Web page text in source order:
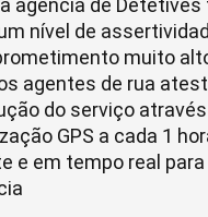
agência de Detetives
nível de
muito
agentes de rua
do serviço
GPS a cada 1
e em tempo real